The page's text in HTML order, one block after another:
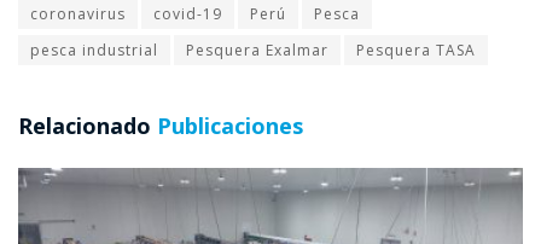
coronavirus
covid-19 Perú
Pesca
pesca industrial
Pesquera Exalmar Pesquera TASA
Relacionado Publicaciones